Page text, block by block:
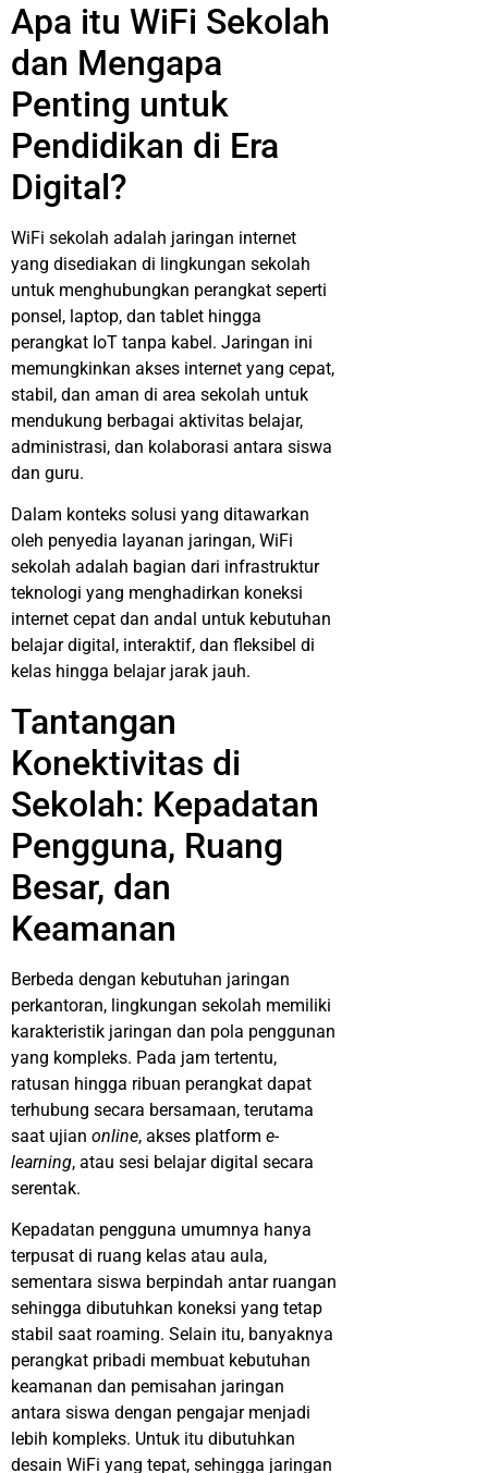
Apa itu WiFi Sekolah
dan Mengapa
Penting untuk
Pendidikan di Era
Digital?
WiFi sekolah adalah jaringan internet
yang disediakan di lingkungan sekolah
untuk menghubungkan perangkat seperti
ponsel, laptop, dan tablet hingga
perangkat IoT tanpa kabel. Jaringan ini
memungkinkan akses internet yang cepat,
stabil, dan aman di area sekolah untuk
mendukung berbagai aktivitas belajar,
administrasi, dan kolaborasi antara siswa
dan guru.
Dalam konteks solusi yang ditawarkan
oleh penyedia layanan jaringan, WiFi
sekolah adalah bagian dari infrastruktur
teknologi yang menghadirkan koneksi
internet cepat dan andal untuk kebutuhan
belajar digital, interaktif, dan fleksibel di
kelas hingga belajar jarak jauh.
Tantangan
Konektivitas di
Sekolah: Kepadatan
Pengguna, Ruang
Besar, dan
Keamanan
Berbeda dengan kebutuhan jaringan
perkantoran, lingkungan sekolah memiliki
karakteristik jaringan dan pola penggunan
yang kompleks. Pada jam tertentu,
ratusan hingga ribuan perangkat dapat
terhubung secara bersamaan, terutama
saat ujian online, akses platform e-
learning, atau sesi belajar digital secara
serentak.
Kepadatan pengguna umumnya hanya
terpusat di ruang kelas atau aula,
sementara siswa berpindah antar ruangan
sehingga dibutuhkan koneksi yang tetap
stabil saat roaming. Selain itu, banyaknya
perangkat pribadi membuat kebutuhan
keamanan dan pemisahan jaringan
antara siswa dengan pengajar menjadi
lebih kompleks. Untuk itu dibutuhkan
desain WiFi yang tepat, sehingga jaringan